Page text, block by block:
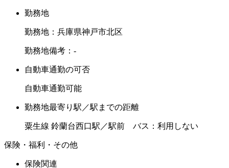
勤務地
勤務地：兵庫県神戸市北区
勤務地備考：-
自動車通勤の可否
自動車通勤可能
勤務地最寄り駅／駅までの距離
粟生線 鈴蘭台西口駅／駅前 バス：利用しない
保険・福利・その他
保険関連